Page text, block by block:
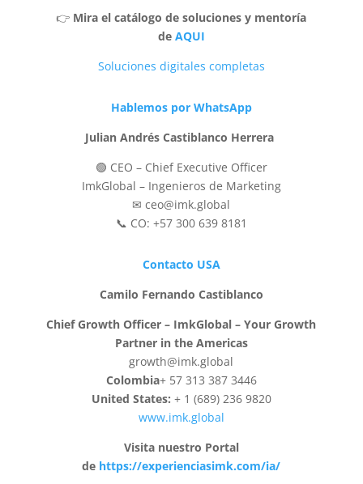
👉 Mira el catálogo de soluciones y mentoría
de AQUI
Soluciones digitales completas
Hablemos por WhatsApp
Julian Andrés Castiblanco Herrera
🟢 CEO – Chief Executive Officer
ImkGlobal – Ingenieros de Marketing
✉ ceo@imk.global
📞 CO: +57 300 639 8181
Contacto USA
Camilo Fernando Castiblanco
Chief Growth Officer – ImkGlobal – Your Growth
Partner in the Americas
growth@imk.global
Colombia+ 57 313 387 3446
United States: + 1 (689) 236 9820
www.imk.global
Visita nuestro Portal
de https://experienciasimk.com/ia/